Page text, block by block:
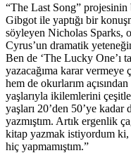
“The Last Song” projesinin
Gibgot ile yaptığı bir
söyleyen Nicholas Sparks,
Cyrus’un dramatik
Ben de ‘The Lucky One’ı
yazacağıma karar vermeye
hem de okurlarım
yaşlarıyla ikilemlerini
yaşları 20’den 50’ye
yazmıştım. Artık ergenlik
kitap yazmak istiyordum ki,
hiç yapmamıştım.”